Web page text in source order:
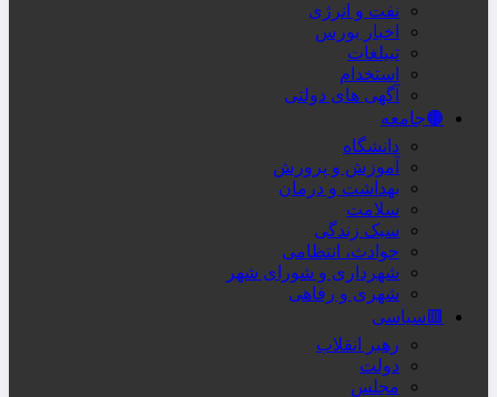
نفت و انرژی
اخبار بورس
تبیلغات
استخدام
آگهی های دولتی
🟤جامعه
دانشگاه
آموزش و پرورش
بهداشت و درمان
سلامت
سبک زندگی
حوادث، انتظامی
شهرداری و شورای شهر
شهری و رفاهی
🟥سیاسی
رهبر انقلاب
دولت
مجلس